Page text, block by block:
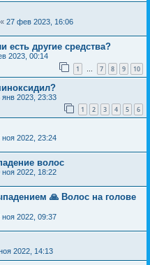
« 27 фев 2023, 16:06
есть другие средства?
2023, 00:14
1 … 7 8 9 10
янв 2023, 23:33
1 2 3 4 5 6
ноя 2022, 23:24
волос
ноя 2022, 18:22
🙏 Волос на голове
ноя 2022, 09:37
2022, 14:13